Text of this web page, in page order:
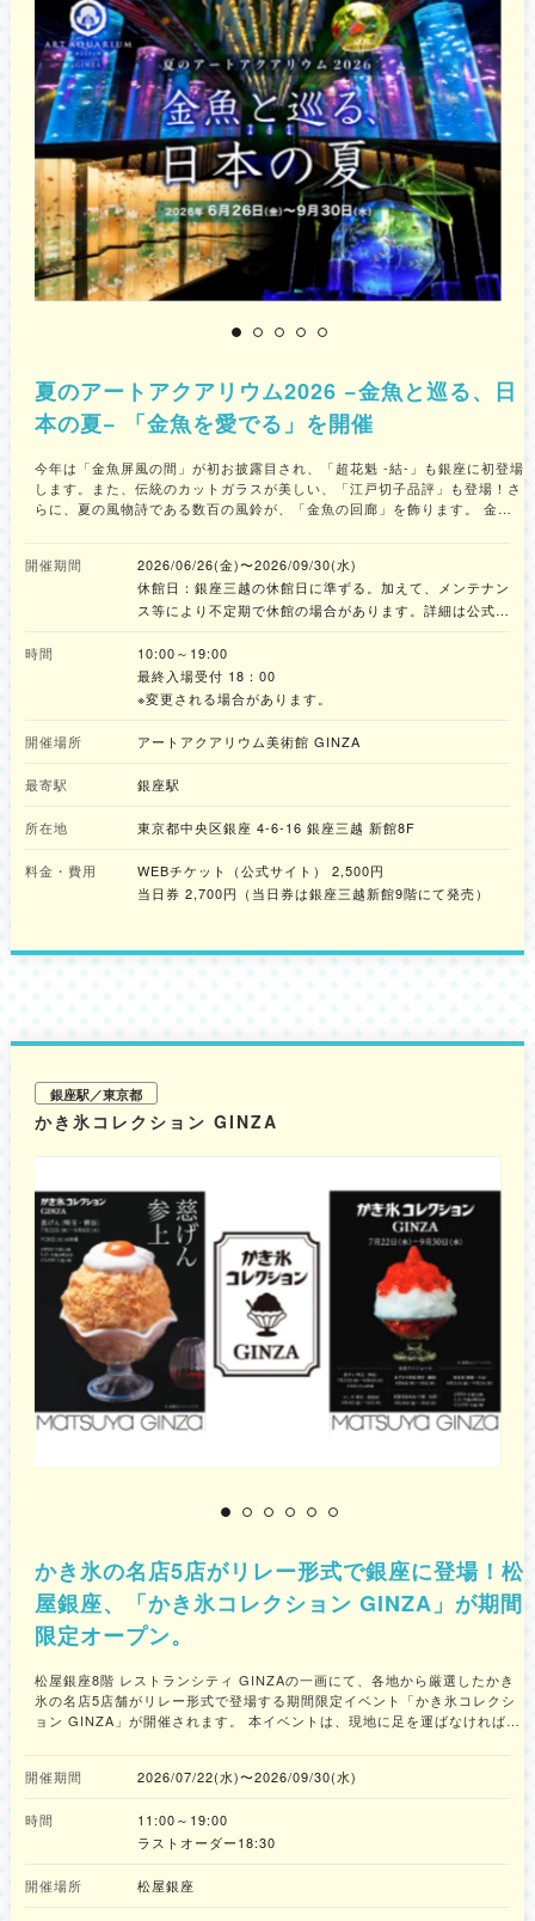
夏のアートアクアリウム2026 −金魚と巡る、日
本の夏− 「金魚を愛でる」を開催
今年は「金魚屏風の間」が初お披露目され、「超花魁 -結-」も銀座に初登場
します。また、伝統のカットガラスが美しい、「江戸切子品評」も登場！さ
らに、夏の風物詩である数百の風鈴が、「金魚の回廊」を飾ります。 金魚
ウム」講座付きチケット 「金魚ってそもそもどうやって生まれたの？」
「金魚に歯はあるの？」など、知っているようで知らない金魚についてのフ
シギや秘密が学べる、約1時間の特別講座付きの入館チケットです。講座を
魚をより深く楽しめます。本日よりチケット販売が開始されています。
【概要】 チケット名：「金魚のフシギとアートアクアリウム」講座付きチ
ケット 料金：3,000円/人 ※小学生以下無料 ※お席数確保のため小学生以下の
子どもも人数分のチケット購入（無料券）が必要です 開催日：8月1日(土) /
8月8日(土) ※各日3回開催されます 開催時間：【第1部】11:00開始（10:30
受付開始）、【第2部】13:00開始（12:30受付開始）、【第3部】15:00開始
容：金魚の専門家が登壇し、金魚の歴史やフシギを学び、美術館をより深く
用受付カウンター 2.ねんどクリエイター・おちゃっぴ先生と作る「ねんど
え、アートアクアリウムショップで販売されているオリジナルねんどを使っ
て、かわいい金魚のキャラクターを作る約1時間半のワークショップです。
ョップ参加、カプセルトイ Clemo（ねんど一式） ※完成品は持ち帰り可能
館 GINZA館内ショップ横 専用受付カウンターに、開始10分前までに集合 ※
ワークショップの前にアートアクアリウム美術館の鑑賞（1時間程度）が必
要です ※美術館への再入場はできませんので、開催時間に注意してくださ
い。 3.アートアクアリウム美術館オリジナルネイル発売記念！商品購入者
知りたい」という悩みを解決するワークショップです。8月20日(木)に新発
売となるアートアクアリウムオリジナルデザイン（ネイリスト門原さん監
修）のネイルシールを使ったワークショップです。金魚デザインの夏らしい
ネイルで、手元を華やかに彩ることができます。 【オリジナルデザインネ
イルシール（全3デザイン）】 各2,750円(税込) 【概要】 開催日時：8月21
日(金) / 8月22日(土) 各日11時～13時、14時～18時 参加条件：実施対象日
時に、アートアクアリウム美術館 GINZA 内ショップにて販売されているオ
リジナルネイルシールを2つ以上購入すると、ショップ横で開催されている
ワークショップに参加できます。 ※再入場はできませんので、開催時間に注
意してください。 ※予約制ではないため、待つ可能性があります。 席数：
12席 ＜制作サポート：ジェルネイルシールブランド7nana＞ 7nanaは、手
軽にサロン品質の仕上がりを楽しめるジェルネイルシールブランドです。日
開催期間
2026/06/26(金)〜2026/09/30(水)
休館日：銀座三越の休館日に準ずる。加えて、メンテナン
ス等により不定期で休館の場合があります。詳細は公式サ
時間
10:00～19:00
最終入場受付 18：00
※変更される場合があります。
開催場所 アートアクアリウム美術館 GINZA
最寄駅 銀座駅
所在地 東京都中央区銀座 4-6-16 銀座三越 新館8F
料金・費用
WEBチケット（公式サイト） 2,500円
当日券 2,700円（当日券は銀座三越新館9階にて発売）
銀座駅／東京都
かき氷コレクション GINZA
かき氷の名店5店がリレー形式で銀座に登場！松
屋銀座、「かき氷コレクション GINZA」が期間
限定オープン。
松屋銀座8階 レストランシティ GINZAの一画にて、各地から厳選したかき
氷の名店5店舗がリレー形式で登場する期間限定イベント「かき氷コレクシ
ョン GINZA」が開催されます。 本イベントは、現地に足を運ばなければ味
わりが再現されます。さらに、各店の看板メニューに加え、本イベントのた
ばすかき氷がリレー形式で展開されます。 ＜出店＞ ・7月22日(水)～8月4
日(火) 慈げん(埼玉県熊谷市) ※7月28日(火)休業 ・8月6日(木)～8月19
21日(金)～9月2日(水) 登泉堂(愛媛県今治市) ※8月20日(木)設営のため休
開催期間 2026/07/22(水)〜2026/09/30(水)
時間
11:00～19:00
ラストオーダー18:30
開催場所 松屋銀座